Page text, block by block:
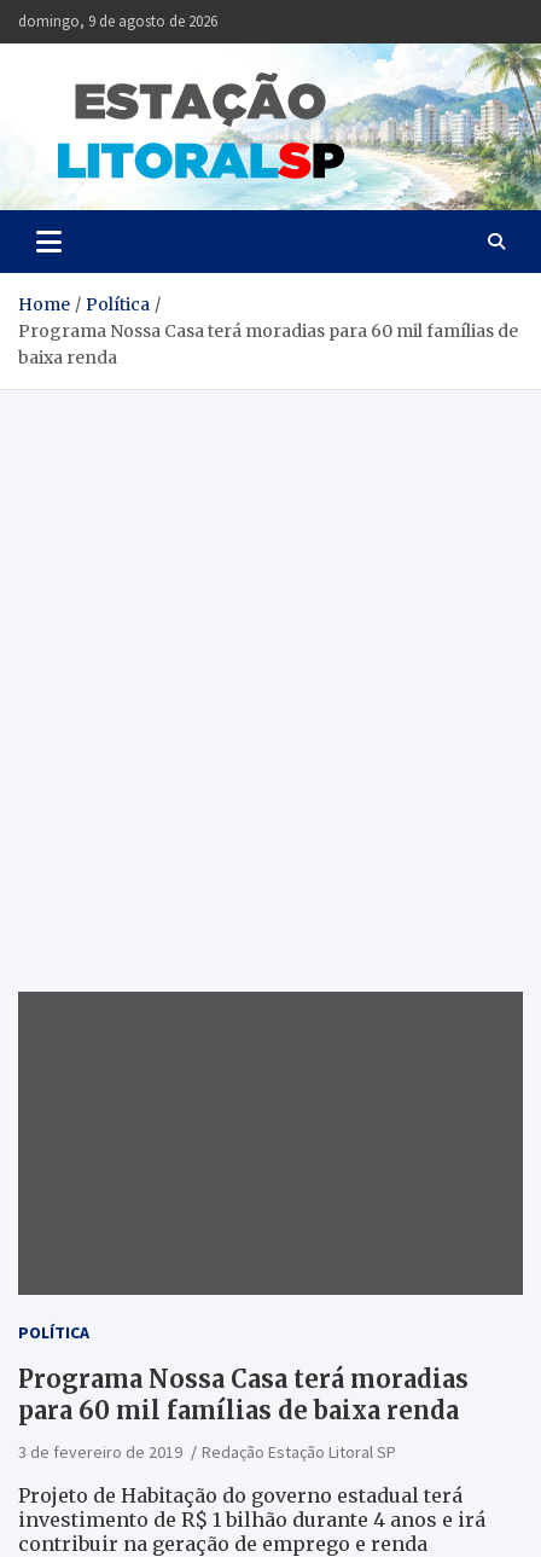
Skip
to
domingo, 9 de agosto de 2026
Estação
Litoral
Notícias da Baixada
Santista
Home
Política
Programa Nossa Casa terá moradias para 60 mil famílias de
baixa renda
POLÍTICA
Programa Nossa Casa terá moradias
para 60 mil famílias de baixa renda
3 de fevereiro de 2019 Redação Estação Litoral SP
Projeto de Habitação do governo estadual terá
investimento de R$ 1 bilhão durante 4 anos e irá
contribuir na geração de emprego e renda